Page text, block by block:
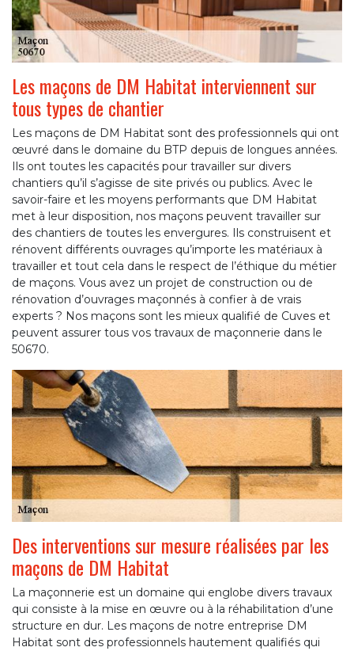
Les maçons de DM Habitat interviennent sur
tous types de chantier
Les maçons de DM Habitat sont des professionnels qui ont
œuvré dans le domaine du BTP depuis de longues années.
Ils ont toutes les capacités pour travailler sur divers
chantiers qu’il s’agisse de site privés ou publics. Avec le
savoir-faire et les moyens performants que DM Habitat
met à leur disposition, nos maçons peuvent travailler sur
des chantiers de toutes les envergures. Ils construisent et
rénovent différents ouvrages qu’importe les matériaux à
travailler et tout cela dans le respect de l’éthique du métier
de maçons. Vous avez un projet de construction ou de
rénovation d’ouvrages maçonnés à confier à de vrais
experts ? Nos maçons sont les mieux qualifié de Cuves et
peuvent assurer tous vos travaux de maçonnerie dans le
50670.
Des interventions sur mesure réalisées par les
maçons de DM Habitat
La maçonnerie est un domaine qui englobe divers travaux
qui consiste à la mise en œuvre ou à la réhabilitation d’une
structure en dur. Les maçons de notre entreprise DM
Habitat sont des professionnels hautement qualifiés qui